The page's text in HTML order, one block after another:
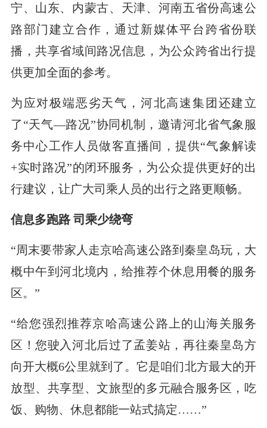
宁、山东、内蒙古、天津、河南五省份高速公
路部门建立合作，通过新媒体平台跨省份联
播，共享省域间路况信息，为公众跨省出行提
供更加全面的参考。
为应对极端恶劣天气，河北高速集团还建立
了“天气—路况”协同机制，邀请河北省气象服
务中心工作人员做客直播间，提供“气象解读
+实时路况”的闭环服务，为公众提供更好的出
行建议，让广大司乘人员的出行之路更顺畅。
信息多跑路 司乘少绕弯
“周末要带家人走京哈高速公路到秦皇岛玩，大
概中午到河北境内，给推荐个休息用餐的服务
区。”
“给您强烈推荐京哈高速公路上的山海关服务
区！您驶入河北后过了孟姜站，再往秦皇岛方
向开大概6公里就到了。它是咱们北方最大的开
放型、共享型、文旅型的多元融合服务区，吃
饭、购物、休息都能一站式搞定……”